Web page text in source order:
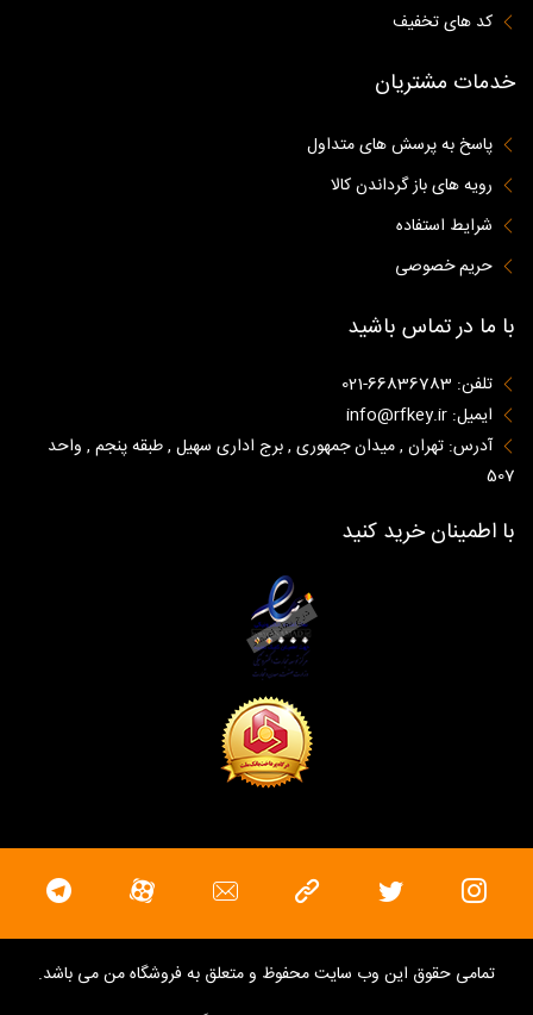
کد های تخفیف
خدمات مشتریان
پاسخ به پرسش های متداول
رویه های باز گرداندن کالا
شرایط استفاده
حریم خصوصی
با ما در تماس باشید
تلفن: 66836783-021
ایمیل: info@rfkey.ir
آدرس: تهران , میدان جمهوری , برج اداری سهیل , طبقه پنجم , واحد
507
با اطمینان خرید کنید
تمامی حقوق این وب سایت محفوظ و متعلق به فروشگاه منمی باشد.